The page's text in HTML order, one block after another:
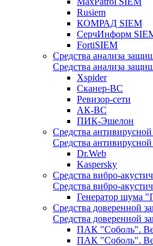
Rusiem
КОМРАД SIEM
СерчИнформ
FortiSIEM
Средства анализа
Средства анализа
Xspider
Сканер-ВС
Ревизор-сети
АК-ВС
ПИК-Эшелон
Средства
Средства
Dr.Web
Kaspersky
Средства вибро-
Средства вибро-
Генератор шума
Средства доверенной
Средства доверенной
ПАК "Соболь".
ПАК "Соболь".